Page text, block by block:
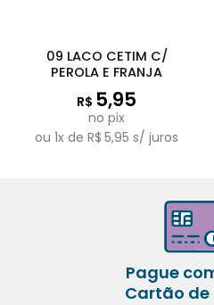
09 LACO CETIM C/
PEROLA E FRANJA
R$ 5,95
no pix
ou 1x de R$ 5,95 s/ juros
Pague
Cartão de